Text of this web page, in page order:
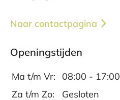
Naar contactpagina
Openingstijden
Ma t/m Vr:
08:00 - 17:00
Za t/m Zo:
Gesloten